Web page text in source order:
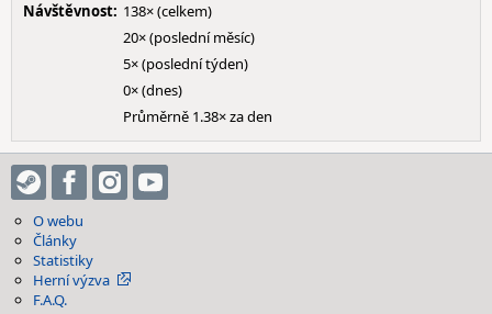
Návštěvnost: 138× (celkem)
20× (poslední měsíc)
5× (poslední týden)
0× (dnes)
Průměrně 1.38× za den
O webu
Články
Statistiky
Herní výzva
F.A.Q.